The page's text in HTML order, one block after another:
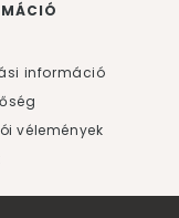
információ
vélemények